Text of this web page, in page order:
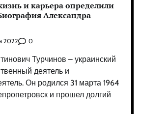
и карьера определили
Александра
2022 0
Турчинов – украинский
деятель и
Он родился 31 марта 1964
и прошел долгий